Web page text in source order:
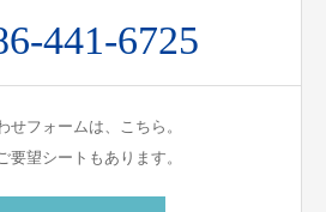
441-6725
せフォームは、こちら。
要望シートもあります。